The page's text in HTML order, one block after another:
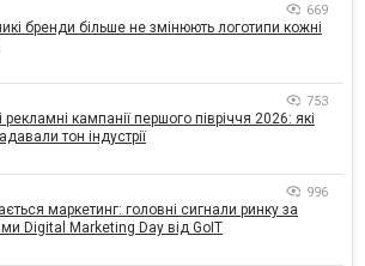
669
бренди більше не змінюють логотипи кожні
753
рекламні кампанії першого півріччя 2026: які
тон індустрії
996
маркетинг: головні сигнали ринку за
Digital Marketing Day від GoIT